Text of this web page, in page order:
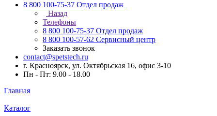
8 800 100-75-37 Отдел продаж
Назад
Телефоны
8 800 100-75-37 Отдел продаж
8 800 100-57-62 Сервисный центр
Заказать звонок
contact@spetstech.ru
г. Красноярск, ул. Октябрьская 16, офис 3-10
Пн - Пт: 9.00 - 18.00
Главная
Каталог